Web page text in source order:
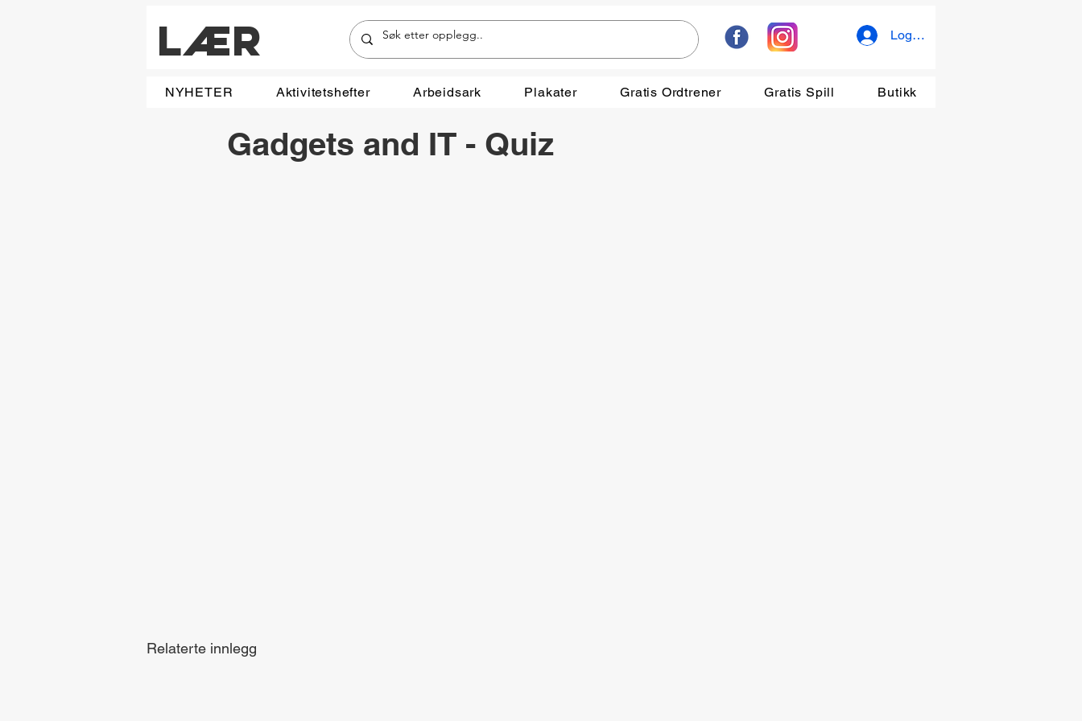
LÆR Logg inn
NYHETER Aktivitetshefter Arbeidsark Plakater Gratis Ordtrener Gratis Spill Butikk
Gadgets and IT - Quiz
Relaterte innlegg